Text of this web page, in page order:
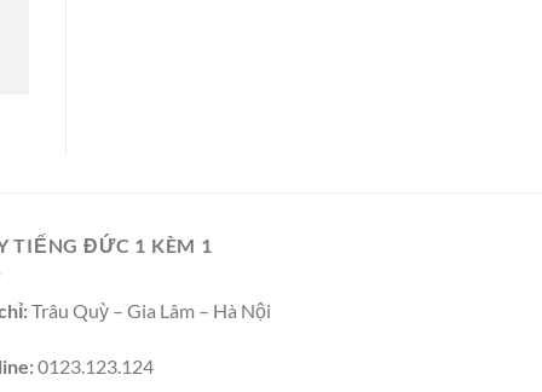
TIẾNG ĐỨC 1 KÈM 1
Trâu Quỳ – Gia Lâm – Hà Nội
0123.123.124